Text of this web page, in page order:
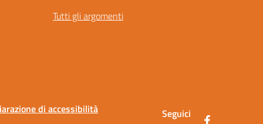
Tutti gli argomenti
di accessibilità
Seguici